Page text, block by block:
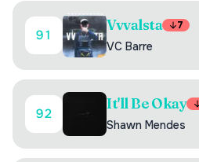
91
Vvvalsta 7
VC Barre
92
It'll Be Okay
Shawn Mendes